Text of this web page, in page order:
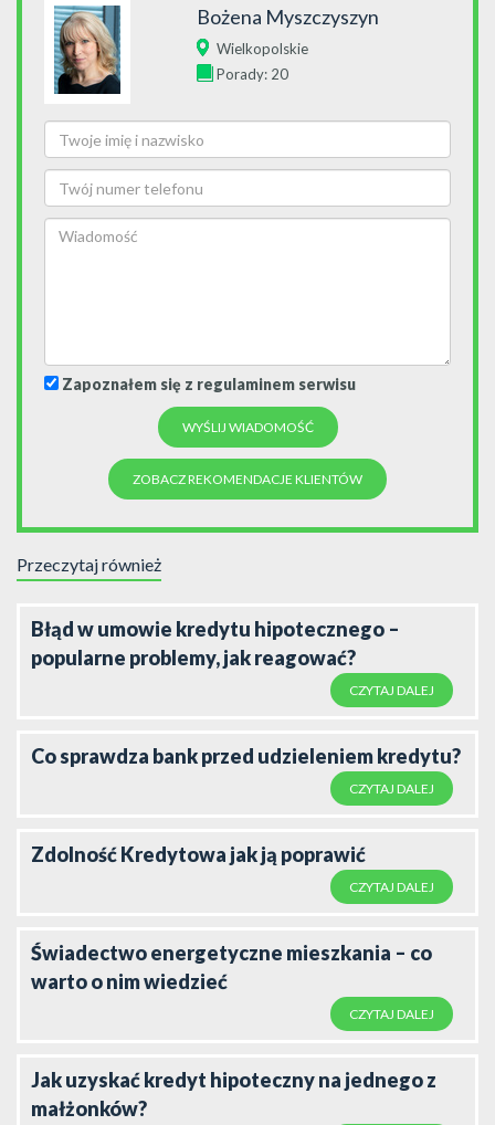
Bożena Myszczyszyn
Wielkopolskie
Porady: 20
Zapoznałem się z regulaminem serwisu
ZOBACZ REKOMENDACJE KLIENTÓW
Przeczytaj również
Błąd w umowie kredytu hipotecznego –
popularne problemy, jak reagować?
CZYTAJ DALEJ
Co sprawdza bank przed udzieleniem kredytu?
CZYTAJ DALEJ
Zdolność Kredytowa jak ją poprawić
CZYTAJ DALEJ
Świadectwo energetyczne mieszkania – co
warto o nim wiedzieć
CZYTAJ DALEJ
Jak uzyskać kredyt hipoteczny na jednego z
małżonków?